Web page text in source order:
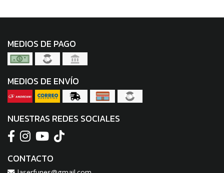
MEDIOS DE PAGO
MEDIOS DE ENVÍO
NUESTRAS REDES SOCIALES
CONTACTO